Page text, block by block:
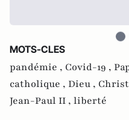
MOTS-CLES
pandémie , Covid-19 ,
catholique , Dieu ,
Jean-Paul II , liberté